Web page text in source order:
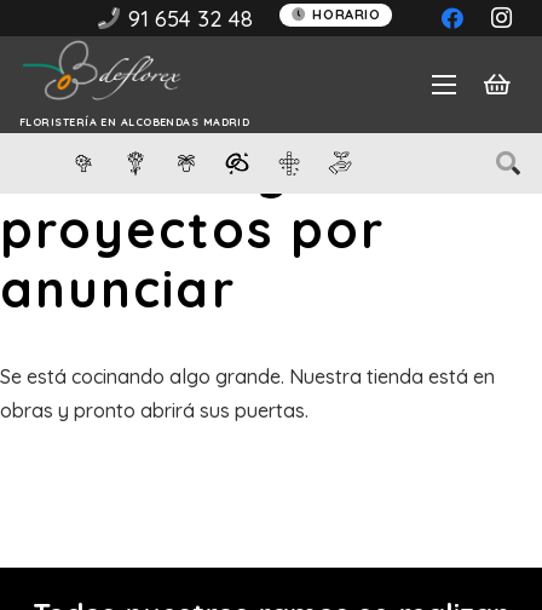
91 654 32 48 HORARIO
FLORISTERÍA EN ALCOBENDAS MADRID
Tenemos grandes
proyectos por
anunciar
Se está cocinando algo grande. Nuestra tienda está en
obras y pronto abrirá sus puertas.